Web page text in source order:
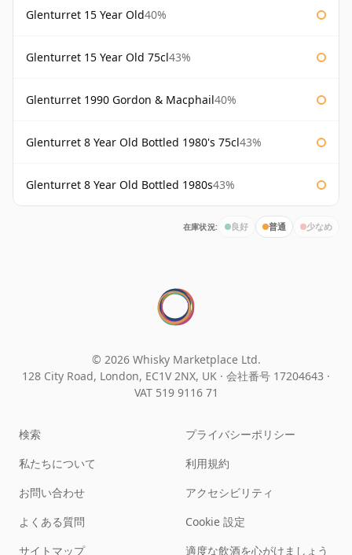
Glenturret 15 Year Old40%
Glenturret 15 Year Old 75cl43%
Glenturret 1990 Gordon & Macphail40%
Glenturret 8 Year Old Bottled 1980's 75cl43%
Glenturret 8 Year Old Bottled 1980s43%
在庫状況: 良好 普通 少なめ
© 2026 Whisky Marketplace Ltd.
128 City Road, London, EC1V 2NX, UK · 会社番号 17204643 ·
VAT 519 9116 71
検索
私たちについて
お問い合わせ
よくある質問
サイトマップ
プライバシーポリシー
利用規約
アクセシビリティ
Cookie 設定
適度な飲酒を心がけましょう